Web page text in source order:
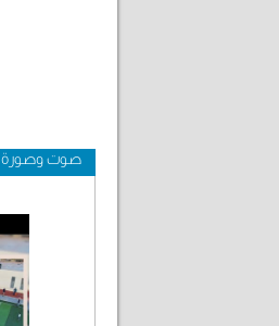
صوت وصورة